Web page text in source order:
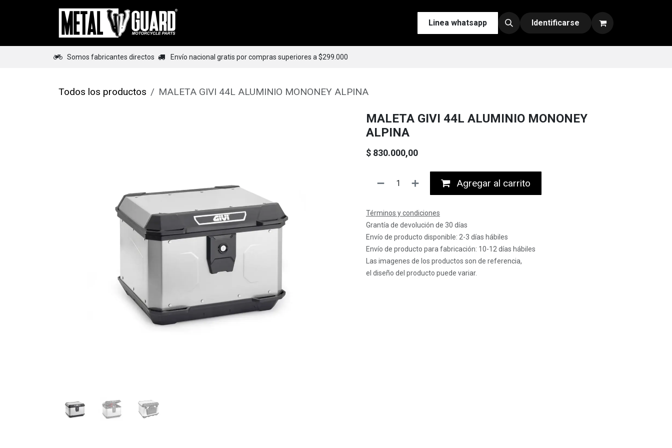
Ir al contenido
Esenciales Contáctenos Nuestras Redes y Canales de Venta
Linea whatsapp Identificarse
Somos fabricantes directos Envío nacional gratis por compras superiores a $299.000
Todos los productos MALETA GIVI 44L ALUMINIO MONONEY ALPINA
MALETA GIVI 44L ALUMINIO MONONEY
ALPINA
$ 830.000,00
Agregar al carrito
Términos y condiciones
Grantía de devolución de 30 días
Envío de producto disponible: 2-3 días hábiles
Envío de producto para fabricación: 10-12 días hábiles
Las imagenes de los productos son de referencia,
el diseño del producto puede variar.